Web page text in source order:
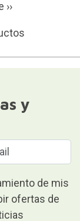
››
y
de mis
ofertas de